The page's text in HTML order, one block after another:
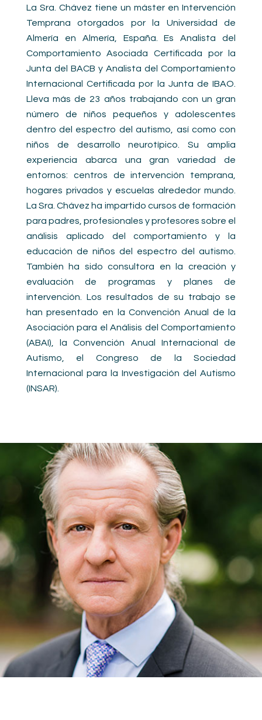
La Sra. Chávez tiene un máster en Intervención
Temprana otorgados por la Universidad de
Almería en Almería, España. Es Analista del
Comportamiento Asociada Certificada por la
Junta del BACB y Analista del Comportamiento
Internacional Certificada por la Junta de IBAO.
Lleva más de 23 años trabajando con un gran
número de niños pequeños y adolescentes
dentro del espectro del autismo, así como con
niños de desarrollo neurotípico. Su amplia
experiencia abarca una gran variedad de
entornos: centros de intervención temprana,
hogares privados y escuelas alrededor mundo.
La Sra. Chávez ha impartido cursos de formación
para padres, profesionales y profesores sobre el
análisis aplicado del comportamiento y la
educación de niños del espectro del autismo.
También ha sido consultora en la creación y
evaluación de programas y planes de
intervención. Los resultados de su trabajo se
han presentado en la Convención Anual de la
Asociación para el Análisis del Comportamiento
(ABAI), la Convención Anual Internacional de
Autismo, el Congreso de la Sociedad
Internacional para la Investigación del Autismo
(INSAR).